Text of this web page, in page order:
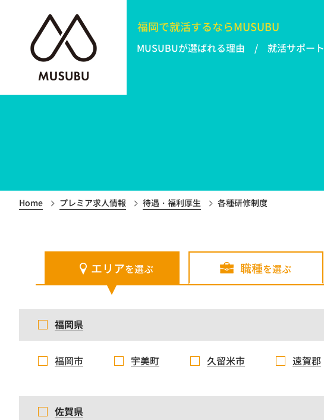
福岡で就活するならMUSUBU
MUSUBUが選ばれる理由 就活サポート
Home プレミア求人情報 待遇・福利厚生 各種研修制度
エリアを選ぶ 職種を選ぶ
福岡県
福岡市 宇美町 久留米市 遠賀郡
佐賀県